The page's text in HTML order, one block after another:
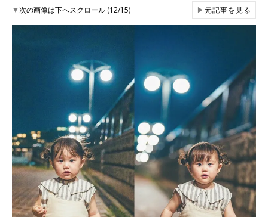
▼次の画像は下へスクロール (12/15) ▶元記事を見る